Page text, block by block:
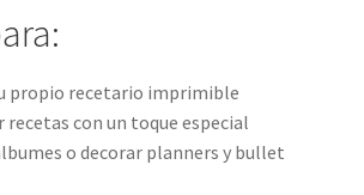
propio recetario imprimible
con un toque especial
o decorar planners y bullet